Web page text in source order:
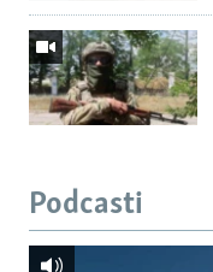
Podcasti